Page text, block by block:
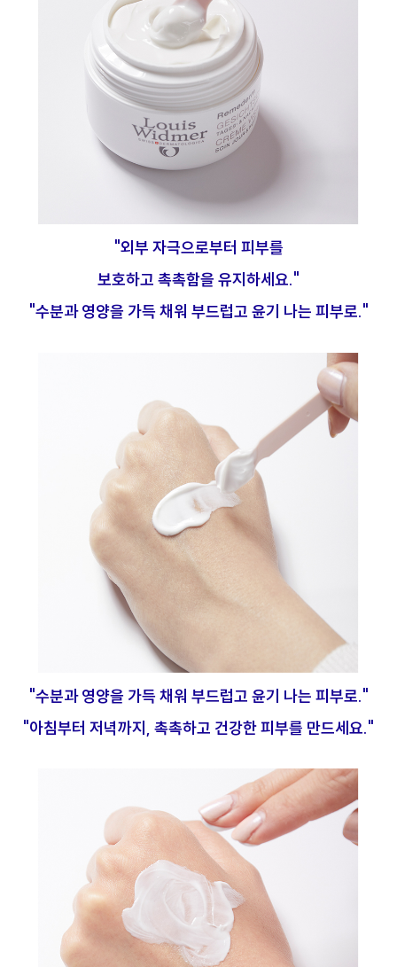
"외부 자극으로부터 피부를
보호하고 촉촉함을 유지하세요."
"수분과 영양을 가득 채워 부드럽고 윤기 나는 피부로."
"수분과 영양을 가득 채워 부드럽고 윤기 나는 피부로."
"아침부터 저녁까지, 촉촉하고 건강한 피부를 만드세요."